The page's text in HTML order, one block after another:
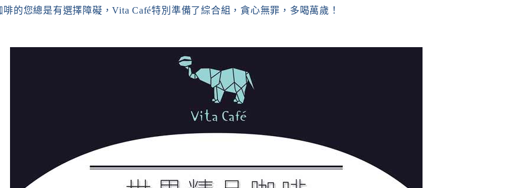
啡的您總是有選擇障礙，Vita Café特別準備了綜合組，貪心無罪，多喝萬歲！